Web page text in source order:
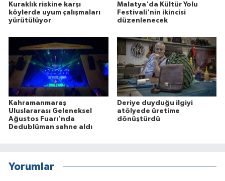
Kuraklık riskine karşı
köylerde uyum çalışmaları
yürütülüyor
Malatya'da Kültür Yolu
Festivali'nin ikincisi
düzenlenecek
Kahramanmaraş
Uluslararası Geleneksel
Ağustos Fuarı'nda
Dedublüman sahne aldı
Deriye duyduğu ilgiyi
atölyede üretime
dönüştürdü
Yorumlar